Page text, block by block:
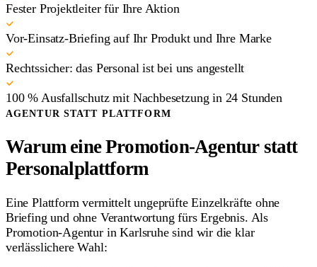
Fester Projektleiter für Ihre Aktion
Vor-Einsatz-Briefing auf Ihr Produkt und Ihre Marke
Rechtssicher: das Personal ist bei uns angestellt
100 % Ausfallschutz mit Nachbesetzung in 24 Stunden
AGENTUR STATT PLATTFORM
Warum eine Promotion-Agentur statt
Personalplattform
Eine Plattform vermittelt ungeprüfte Einzelkräfte ohne
Briefing und ohne Verantwortung fürs Ergebnis. Als
Promotion-Agentur in Karlsruhe sind wir die klar
verlässlichere Wahl: